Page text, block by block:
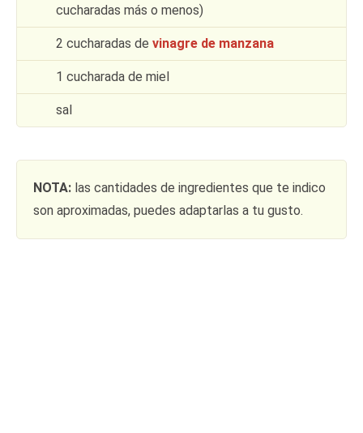
cucharadas más o menos)
2 cucharadas de vinagre de manzana
1 cucharada de miel
sal
NOTA: las cantidades de ingredientes que te indico
son aproximadas, puedes adaptarlas a tu gusto.